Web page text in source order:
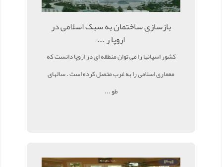
بازسازی ساختمان به سبک اسلامی در
اروپا ر ...
کشور اسپانیا را می توان منطقه ای در اروپا دانست که
معماری اسلامی را به غرب متصل کرده است . سالهای
طو ...